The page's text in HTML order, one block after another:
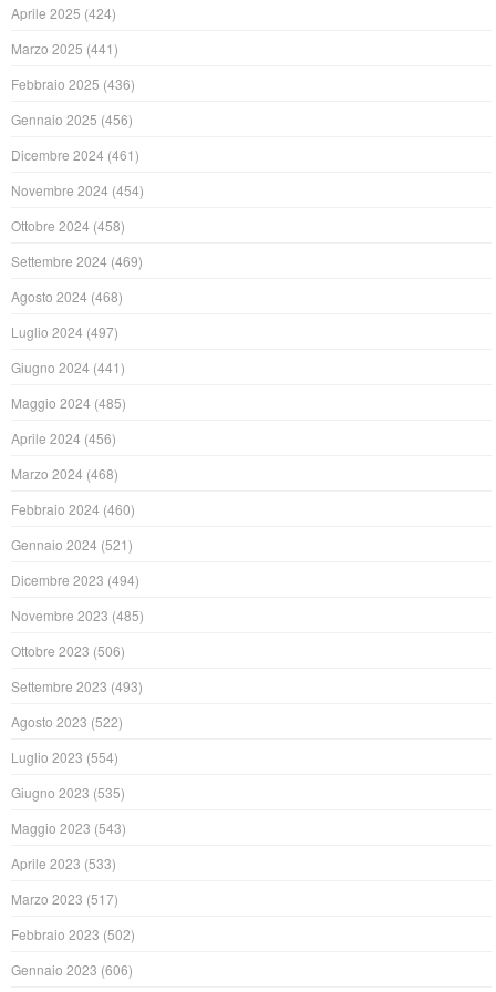
Aprile 2025 (424)
Marzo 2025 (441)
Febbraio 2025 (436)
Gennaio 2025 (456)
Dicembre 2024 (461)
Novembre 2024 (454)
Ottobre 2024 (458)
Settembre 2024 (469)
Agosto 2024 (468)
Luglio 2024 (497)
Giugno 2024 (441)
Maggio 2024 (485)
Aprile 2024 (456)
Marzo 2024 (468)
Febbraio 2024 (460)
Gennaio 2024 (521)
Dicembre 2023 (494)
Novembre 2023 (485)
Ottobre 2023 (506)
Settembre 2023 (493)
Agosto 2023 (522)
Luglio 2023 (554)
Giugno 2023 (535)
Maggio 2023 (543)
Aprile 2023 (533)
Marzo 2023 (517)
Febbraio 2023 (502)
Gennaio 2023 (606)